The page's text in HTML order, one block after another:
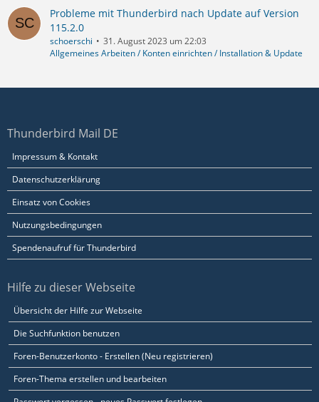
Probleme mit Thunderbird nach Update auf Version
115.2.0
schoerschi
31. August 2023 um 22:03
Allgemeines Arbeiten / Konten einrichten / Installation & Update
Thunderbird Mail DE
Impressum & Kontakt
Datenschutzerklärung
Einsatz von Cookies
Nutzungsbedingungen
Spendenaufruf für Thunderbird
Hilfe zu dieser Webseite
Übersicht der Hilfe zur Webseite
Die Suchfunktion benutzen
Foren-Benutzerkonto - Erstellen (Neu registrieren)
Foren-Thema erstellen und bearbeiten